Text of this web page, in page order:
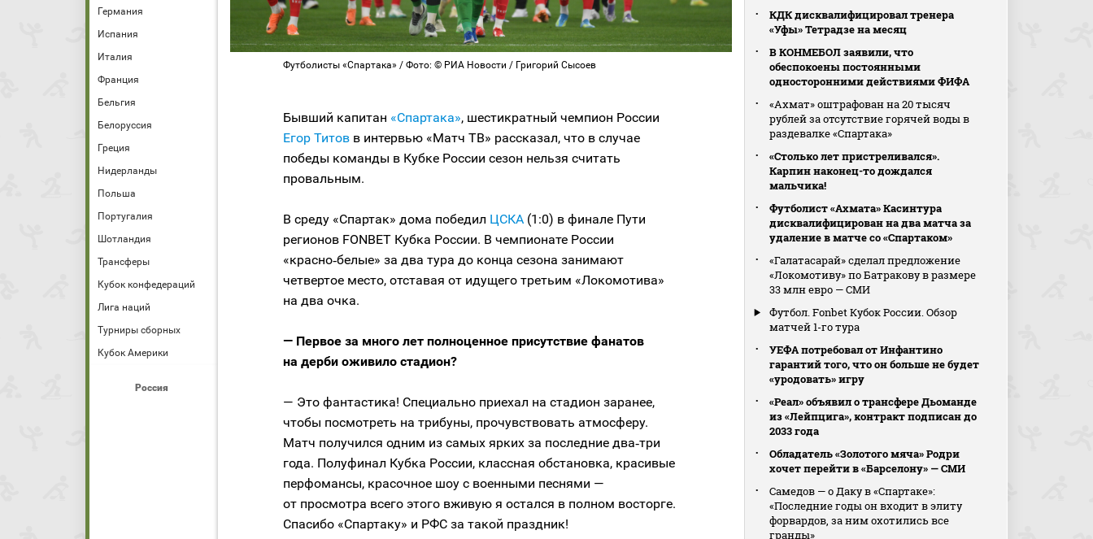
Германия
Испания
Италия
Франция
Бельгия
Белоруссия
Греция
Нидерланды
Польша
Португалия
Шотландия
Трансферы
Кубок конфедераций
Лига наций
Турниры сборных
Кубок Америки
Россия
Футболисты «Спартака» / Фото: © РИА Новости / Григорий Сысоев
Бывший капитан «Спартака», шестикратный чемпион России
Егор Титов в интервью «Матч ТВ» рассказал, что в случае
победы команды в Кубке России сезон нельзя считать
провальным.
В среду «Спартак» дома победил ЦСКА (1:0) в финале Пути
регионов FONBET Кубка России. В чемпионате России
«красно‑белые» за два тура до конца сезона занимают
четвертое место, отставая от идущего третьим «Локомотива»
на два очка.
— Первое за много лет полноценное присутствие фанатов
на дерби оживило стадион?
— Это фантастика! Специально приехал на стадион заранее,
чтобы посмотреть на трибуны, прочувствовать атмосферу.
Матч получился одним из самых ярких за последние два‑три
года. Полуфинал Кубка России, классная обстановка, красивые
перфомансы, красочное шоу с военными песнями —
от просмотра всего этого вживую я остался в полном восторге.
Спасибо «Спартаку» и РФС за такой праздник!
КДК дисквалифицировал тренера
«Уфы» Тетрадзе на месяц
В КОНМЕБОЛ заявили, что
обеспокоены постоянными
односторонними действиями ФИФА
«Ахмат» оштрафован на 20 тысяч
рублей за отсутствие горячей воды в
раздевалке «Спартака»
«Столько лет пристреливался».
Карпин наконец-то дождался
мальчика!
Футболист «Ахмата» Касинтура
дисквалифицирован на два матча за
удаление в матче со «Спартаком»
«Галатасарай» сделал предложение
«Локомотиву» по Батракову в размере
33 млн евро — СМИ
Футбол. Fonbet Кубок России. Обзор
матчей 1-го тура
УЕФА потребовал от Инфантино
гарантий того, что он больше не будет
«уродовать» игру
«Реал» объявил о трансфере Дьоманде
из «Лейпцига», контракт подписан до
2033 года
Обладатель «Золотого мяча» Родри
хочет перейти в «Барселону» — СМИ
Самедов — о Даку в «Спартаке»:
«Последние годы он входит в элиту
форвардов, за ним охотились все
гранды»